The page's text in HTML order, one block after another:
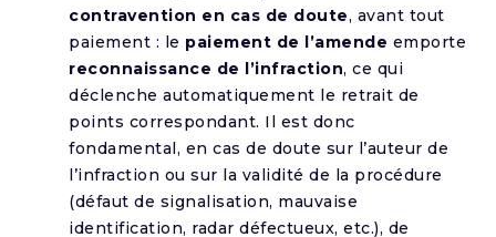
contravention en cas de doute, avant tout
paiement : le paiement de l’amende emporte
reconnaissance de l’infraction, ce qui
déclenche automatiquement le retrait de
points correspondant. Il est donc
fondamental, en cas de doute sur l’auteur de
l’infraction ou sur la validité de la procédure
(défaut de signalisation, mauvaise
identification, radar défectueux, etc.), de